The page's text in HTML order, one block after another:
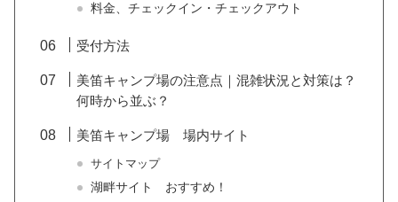
料金、チェックイン・チェックアウト
受付方法
美笛キャンプ場の注意点｜混雑状況と対策は？
何時から並ぶ？
美笛キャンプ場 場内サイト
サイトマップ
湖畔サイト おすすめ！